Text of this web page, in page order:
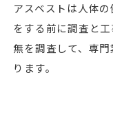
アスベストは人体
をする前に調査と
無を調査して、専
ります。